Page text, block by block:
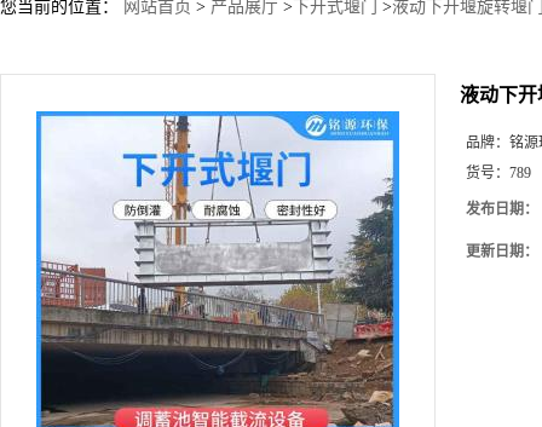
您当前的位置： 网站首页 > 产品展厅 > 下开式堰门 >液动下开堰旋转堰
液动下开
品牌： 铭源
货号： 789
发布日期：
更新日期：